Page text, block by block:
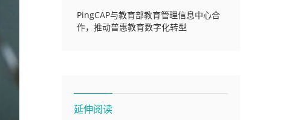
PingCAP与教育部教育管理信息中心合
作，推动普惠教育数字化转型
延伸阅读